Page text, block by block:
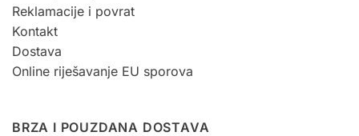
Reklamacije i povrat
Kontakt
Dostava
Online riješavanje EU sporova
BRZA I POUZDANA DOSTAVA